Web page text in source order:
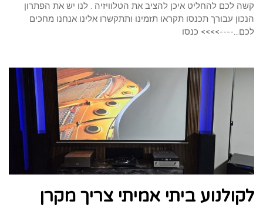
קשה לכם להחליט איכן להציב את הטלוויזיה . לנו יש את הפתרון
הנכון עבורך תכנסו תקראו תזמינו ותתקשרו אלינו אנחנו מחכים
לכם...---->>>> כנסו
לקולנוע ביתי אמיתי צריך מקרן